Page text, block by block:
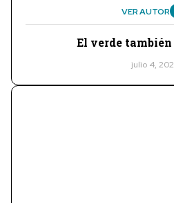
VER AUTOR
El verde
julio 4,